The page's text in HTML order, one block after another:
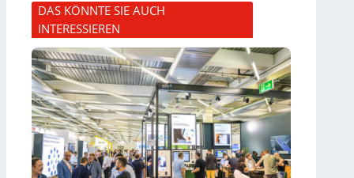
DAS KÖNNTE SIE AUCH
INTERESSIEREN